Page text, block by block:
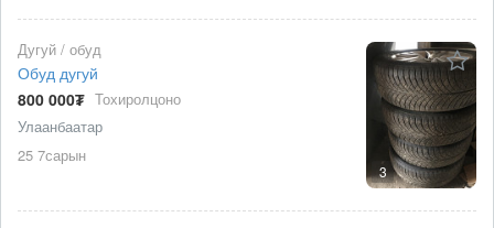
3
Дугуй / обуд
Обуд дугуй
800 000₮ Тохиролцоно
Улаанбаатар
25 7сарын